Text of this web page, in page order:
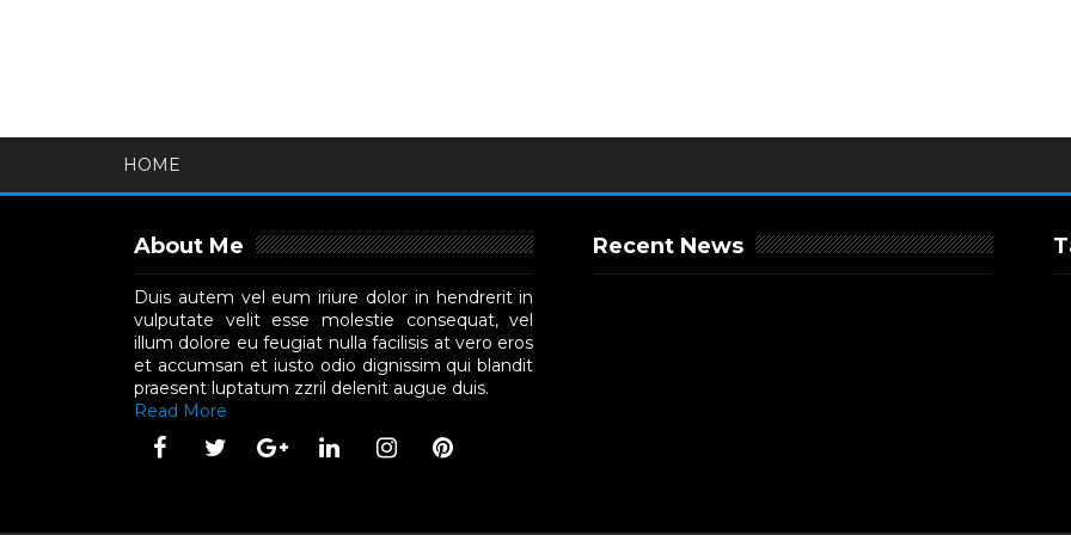
HOME
About Me
Duis autem vel eum iriure dolor in hendrerit in
vulputate velit esse molestie consequat, vel
illum dolore eu feugiat nulla facilisis at vero eros
et accumsan et iusto odio dignissim qui blandit
praesent luptatum zzril delenit augue duis.
Read More
Recent News